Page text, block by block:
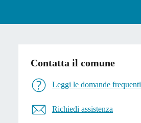
Contatta il comune
Leggi le domande frequenti
Richiedi assistenza